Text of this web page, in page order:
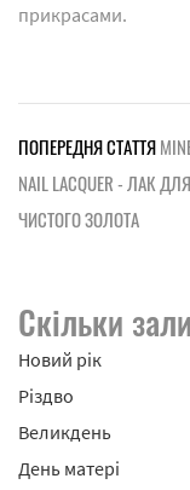
прикрасами.
ПОПЕРЕДНЯ СТАТТЯ
NAIL LACQUER - ЛАК
ЧИСТОГО ЗОЛОТА
Скільки
Новий рік
Різдво
Великдень
День матері